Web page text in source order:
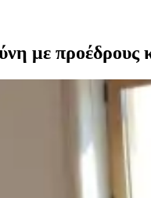
με προέδρους